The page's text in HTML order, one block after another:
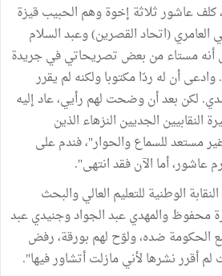
كلف عاشور ثلاثة إخوة وهم الحبيب قيزة
(اتحاد القصرين) وعبد السلام
أنه مستاء من بعض تصريحاتي في جريدة
أن له ردّا مكتوبا ولكنه لم يقرر
لكن بعد أن وضحت لهم رأيي، عاد إليه
النقابيين الجديين النزهاء الذين
مستعد للسماع والحوار"، فندم على
عاشور، أما الآن فقد انتهى".
الوطنية للتعليم العالي والبحث
محفوظ والمهدي عبد الجواد وجنيدي عبد
الحكومة ضده، ولوّح لهم بورقة، رفض
لم أقرر نشرها لأني مازلت أتشاور فيها".